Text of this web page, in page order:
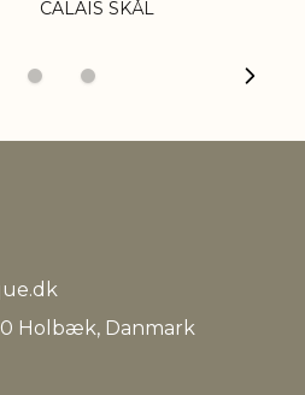
CALAIS SKÅL
Holbæk, Danmark